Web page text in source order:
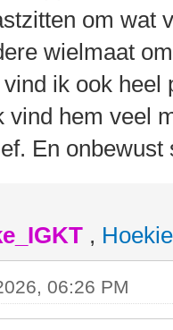
om wat
wielmaat
ik ook heel
vind hem veel
En
, Hoekie
06:26 PM